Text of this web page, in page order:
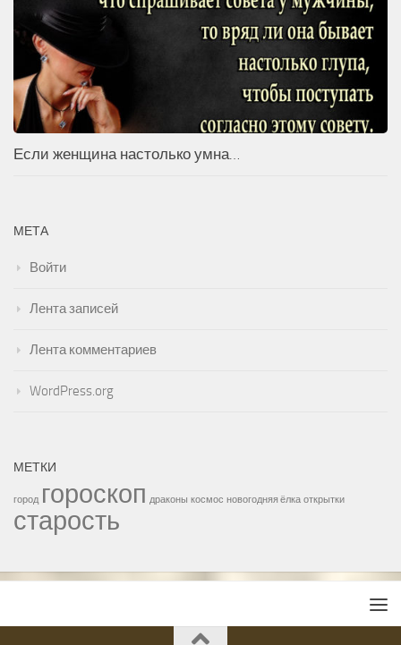
Если женщина настолько умна…
МЕТА
Войти
Лента записей
Лента комментариев
WordPress.org
МЕТКИ
город гороскоп драконы космос новогодняя ёлка открытки
старость